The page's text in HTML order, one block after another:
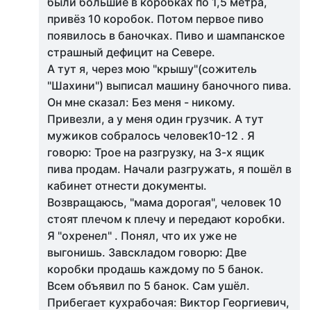
привёз 10 коробок. Потом первое пиво
появилось в баночках. Пиво и шампанское
страшный дефицит на Севере.
А тут я, через мою "крышу"(сожитель
"Шахини") выписал машину баночного пива.
Он мне сказал: Без меня - никому.
Привезли, а у меня один грузчик. А тут
мужиков собралось человек10-12 . Я
говорю: Трое на разгрузку, на 3-х ящик
пива продам. Начали разгружать, я пошёл в
кабинет отнести документы.
Возвращаюсь, "мама дорогая", человек 10
стоят плечом к плечу и передают коробки.
Я "охренел" . Понял, что их уже не
выгонишь. Завскладом говорю: Две
коробки продашь каждому по 5 банок.
Всем объявил по 5 банок. Сам ушёл.
Прибегает кухрабочая: Виктор Георгиевич,